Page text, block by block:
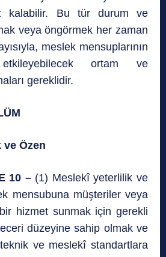
kalabilir. Bu tür durum ve
veya öngörmek her zaman
meslek mensuplarının
etkileyebilecek ortam ve
gereklidir.
Özen
– (1) Meslekî yeterlilik ve
mensubuna müşteriler veya
hizmet sunmak için gerekli
düzeyine sahip olmak ve
ve meslekî standartlara